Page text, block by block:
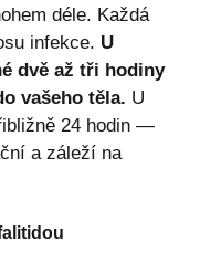
déle. Každá
infekce. U
dvě až tři hodiny
vašeho těla. U
24 hodin —
a záleží na